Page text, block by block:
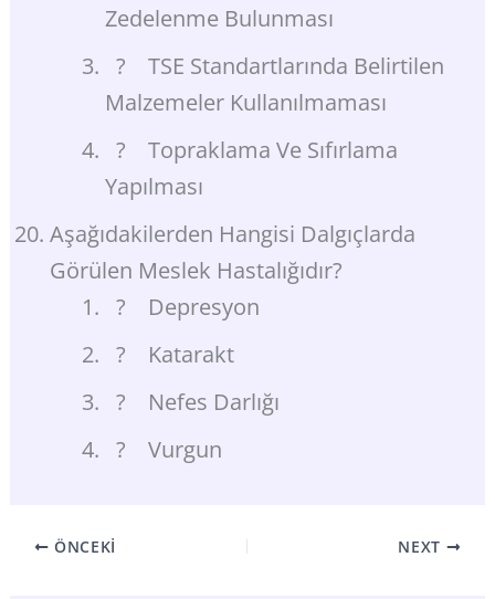
Zedelenme Bulunması
? TSE Standartlarında Belirtilen
Malzemeler Kullanılmaması
? Topraklama Ve Sıfırlama
Yapılması
Aşağıdakilerden Hangisi Dalgıçlarda
Görülen Meslek Hastalığıdır?
? Depresyon
? Katarakt
? Nefes Darlığı
? Vurgun
ÖNCEKI NEXT